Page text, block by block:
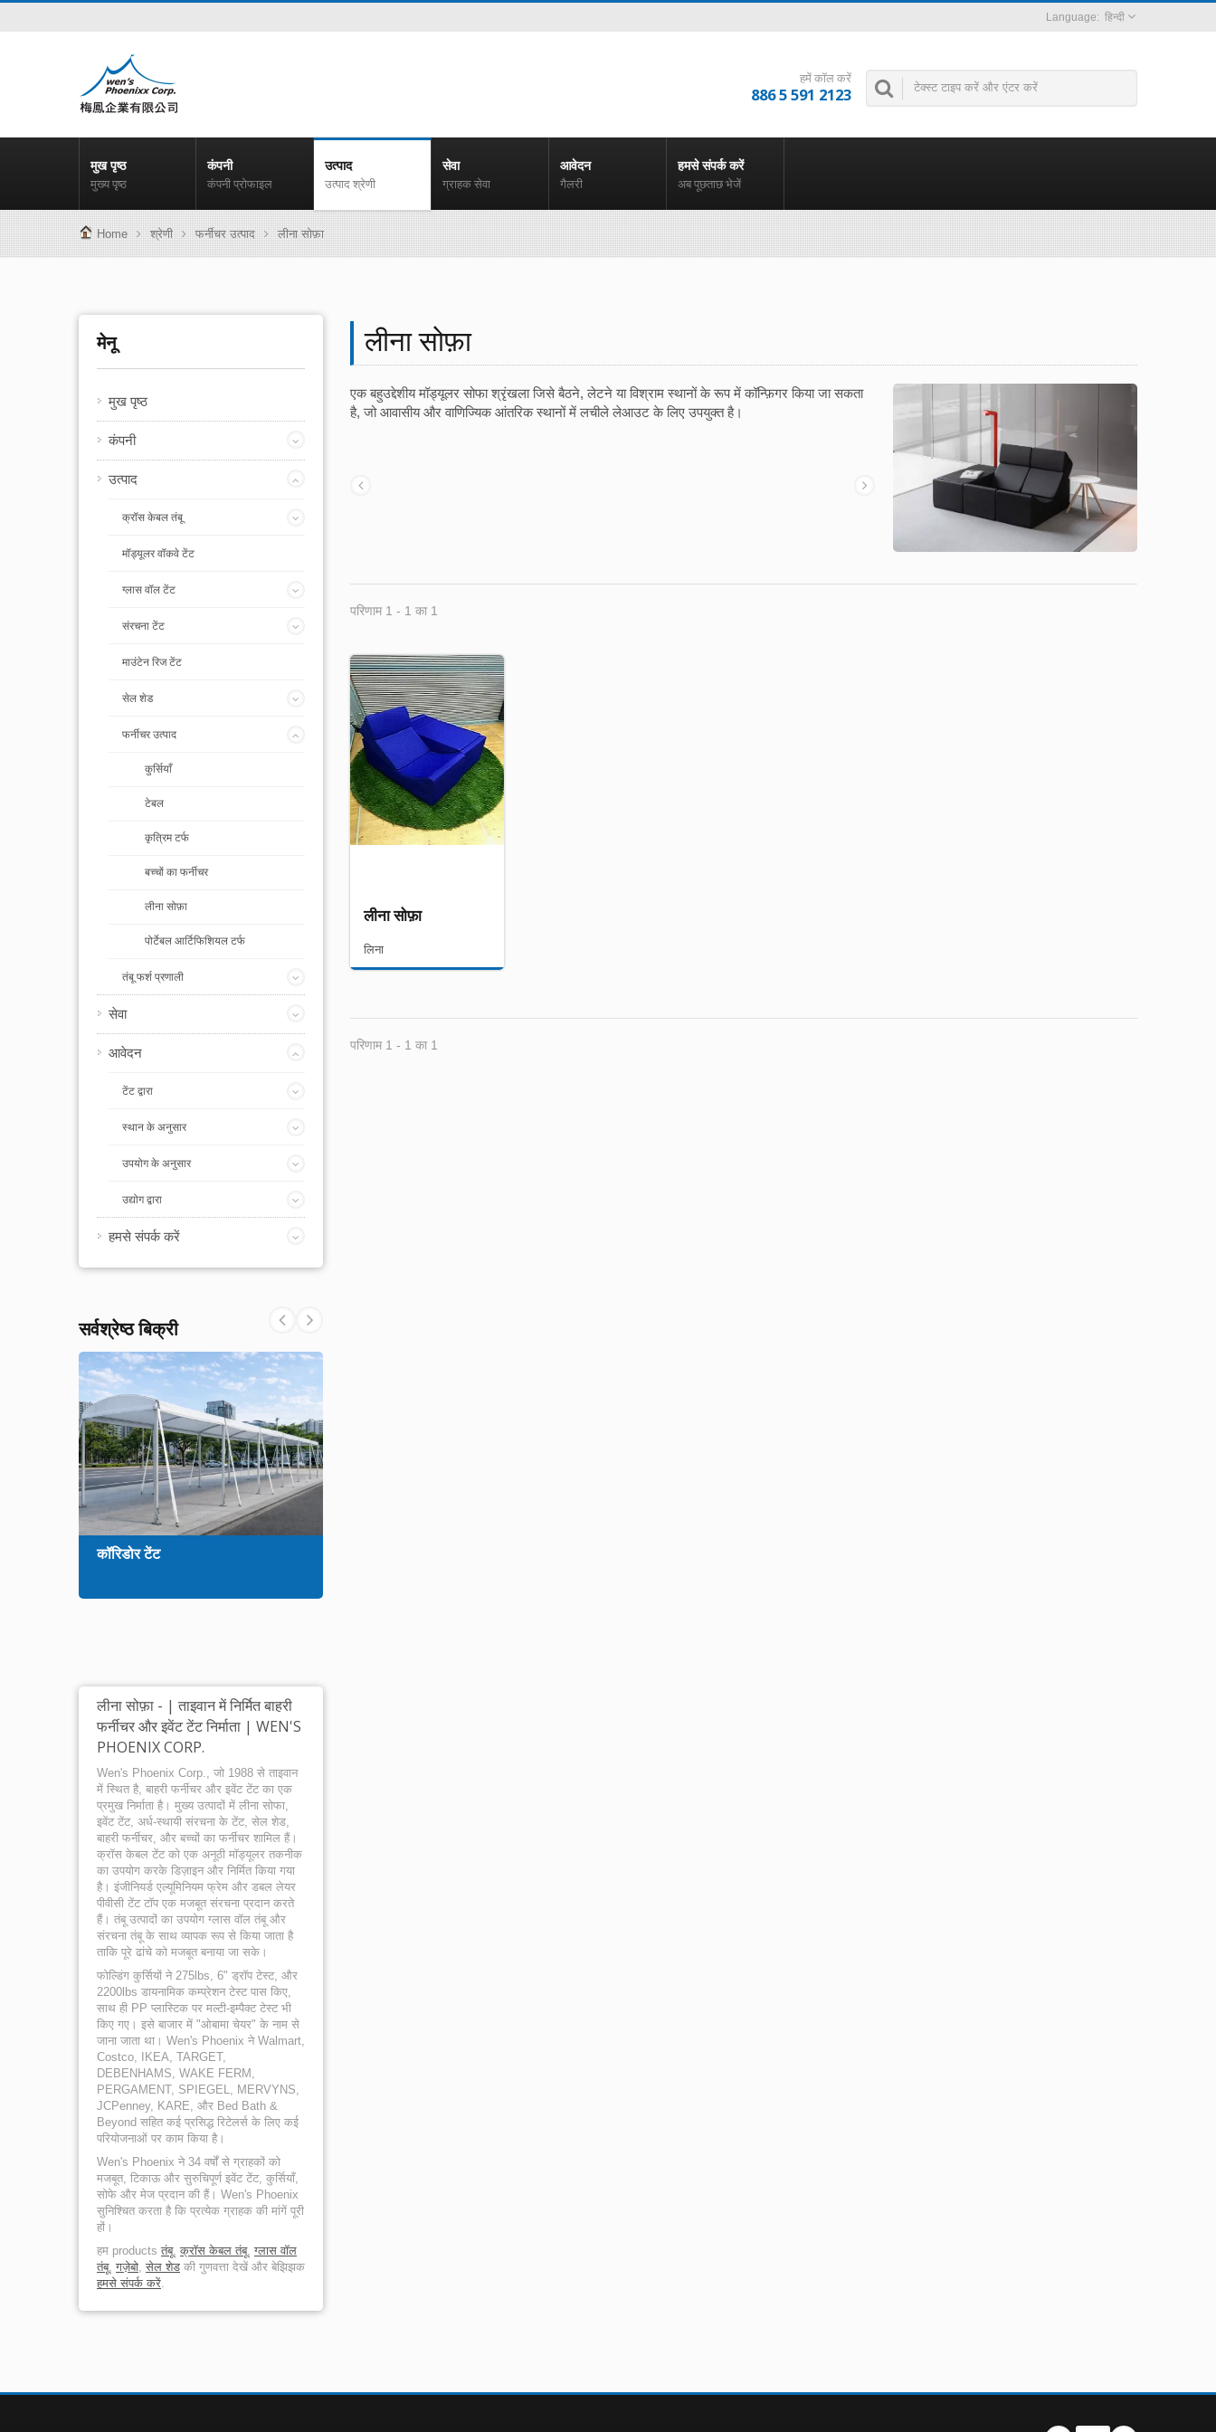
हिन्दी
हमें कॉल करें
886 5 591 2123
मुख पृष्ठ
मुख्य पृष्ठ
कंपनी
कंपनी प्रोफाइल
उत्पाद
उत्पाद श्रेणी
सेवा
ग्राहक सेवा
आवेदन
गैलरी
हमसे संपर्क करें
अब पूछताछ भेजें
Home श्रेणी फर्नीचर उत्पाद लीना सोफ़ा
मेनू
मुख पृष्ठ
कंपनी
उत्पाद
क्रॉस केबल तंबू
मॉड्यूलर वॉकवे टेंट
ग्लास वॉल टेंट
संरचना टेंट
माउंटेन रिज टेंट
सेल शेड
फर्नीचर उत्पाद
कुर्सियाँ
टेबल
कृत्रिम टर्फ
बच्चों का फर्नीचर
लीना सोफ़ा
पोर्टेबल आर्टिफिशियल टर्फ
तंबू फर्श प्रणाली
सेवा
आवेदन
टेंट द्वारा
स्थान के अनुसार
उपयोग के अनुसार
उद्योग द्वारा
हमसे संपर्क करें
सर्वश्रेष्ठ बिक्री
कॉरिडोर टेंट
लीना सोफ़ा - | ताइवान में निर्मित बाहरी
फर्नीचर और इवेंट टेंट निर्माता | WEN'S
PHOENIX CORP.
Wen's Phoenix Corp., जो 1988 से ताइवान
में स्थित है, बाहरी फर्नीचर और इवेंट टेंट का एक
प्रमुख निर्माता है। मुख्य उत्पादों में लीना सोफा,
इवेंट टेंट, अर्ध-स्थायी संरचना के टेंट, सेल शेड,
बाहरी फर्नीचर, और बच्चों का फर्नीचर शामिल हैं।
क्रॉस केबल टेंट को एक अनूठी मॉड्यूलर तकनीक
का उपयोग करके डिज़ाइन और निर्मित किया गया
है। इंजीनियर्ड एल्यूमिनियम फ्रेम और डबल लेयर
पीवीसी टेंट टॉप एक मजबूत संरचना प्रदान करते
हैं। तंबू उत्पादों का उपयोग ग्लास वॉल तंबू और
संरचना तंबू के साथ व्यापक रूप से किया जाता है
ताकि पूरे ढांचे को मजबूत बनाया जा सके।
फोल्डिंग कुर्सियों ने 275lbs, 6" ड्रॉप टेस्ट, और
2200lbs डायनामिक कम्प्रेशन टेस्ट पास किए,
साथ ही PP प्लास्टिक पर मल्टी-इम्पैक्ट टेस्ट भी
किए गए। इसे बाजार में "ओबामा चेयर" के नाम से
जाना जाता था। Wen's Phoenix ने Walmart,
Costco, IKEA, TARGET,
DEBENHAMS, WAKE FERM,
PERGAMENT, SPIEGEL, MERVYNS,
JCPenney, KARE, और Bed Bath &
Beyond सहित कई प्रसिद्ध रिटेलर्स के लिए कई
परियोजनाओं पर काम किया है।
Wen's Phoenix ने 34 वर्षों से ग्राहकों को
मजबूत, टिकाऊ और सुरुचिपूर्ण इवेंट टेंट, कुर्सियाँ,
सोफे और मेज प्रदान की हैं। Wen's Phoenix
सुनिश्चित करता है कि प्रत्येक ग्राहक की मांगें पूरी
हों।
हम products तंबू, क्रॉस केबल तंबू, ग्लास वॉल
तंबू, गज़ेबो, सेल शेड की गुणवत्ता देखें और बेझिझक
हमसे संपर्क करें.
लीना सोफ़ा
एक बहुउद्देशीय मॉड्यूलर सोफा श्रृंखला जिसे बैठने, लेटने या विश्राम स्थानों के रूप में कॉन्फ़िगर किया जा सकता
है, जो आवासीय और वाणिज्यिक आंतरिक स्थानों में लचीले लेआउट के लिए उपयुक्त है।
परिणाम 1 - 1 का 1
लीना सोफ़ा
लिना
परिणाम 1 - 1 का 1